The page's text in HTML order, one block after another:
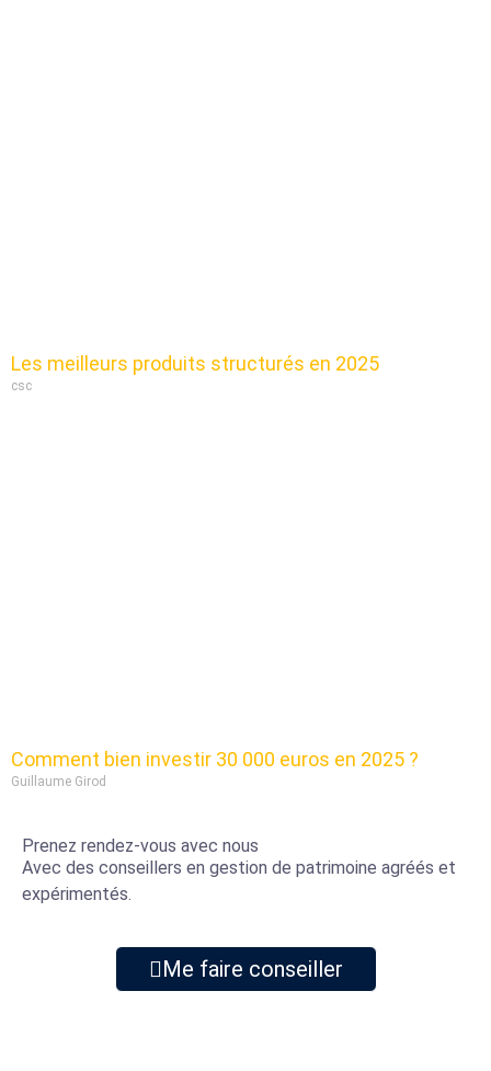
Les meilleurs produits structurés en 2025
csc
Comment bien investir 30 000 euros en 2025 ?
Guillaume Girod
Prenez rendez-vous avec nous
Avec des conseillers en gestion de patrimoine agréés et
expérimentés.
Me faire conseiller